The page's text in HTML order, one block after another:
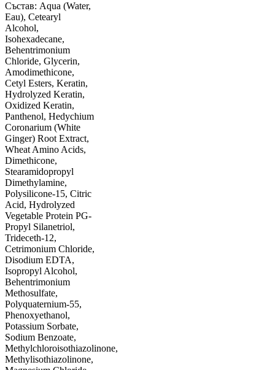
Състав: Aqua (Water,
Eau), Cetearyl
Alcohol,
Isohexadecane,
Behentrimonium
Chloride, Glycerin,
Amodimethicone,
Cetyl Esters, Keratin,
Hydrolyzed Keratin,
Oxidized Keratin,
Panthenol, Hedychium
Coronarium (White
Ginger) Root Extract,
Wheat Amino Acids,
Dimethicone,
Stearamidopropyl
Dimethylamine,
Polysilicone-15, Citric
Acid, Hydrolyzed
Vegetable Protein PG-
Propyl Silanetriol,
Trideceth-12,
Cetrimonium Chloride,
Disodium EDTA,
Isopropyl Alcohol,
Behentrimonium
Methosulfate,
Polyquaternium-55,
Phenoxyethanol,
Potassium Sorbate,
Sodium Benzoate,
Methylchloroisothiazolinone,
Methylisothiazolinone,